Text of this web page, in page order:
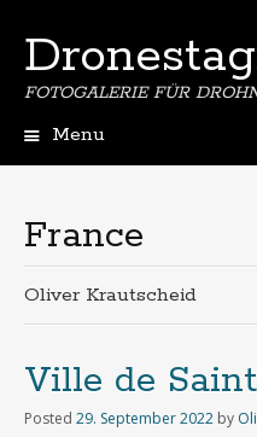
FOTOGALERIE FÜR
Menu
France
Oliver Krautscheid
Ville de
Posted 29. September 2022 by